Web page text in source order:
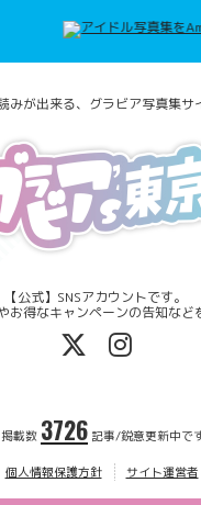
みが出来る、グラビア写真集サ
【公式】SNSアカウントです。
お得なキャンペーンの告知など
掲載数 3726 記事/鋭意更新中で
個人情報保護方針 サイト運営者